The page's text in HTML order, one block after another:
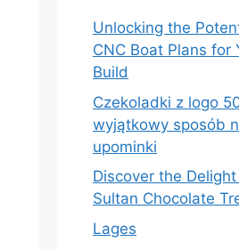
Unlocking the
CNC Boat Plans for
Build
Czekoladki z logo
wyjątkowy sposób
upominki
Discover the
Sultan Chocolate
Lages